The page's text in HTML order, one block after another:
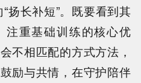
“扬长补短”。既要看到其
注重基础训练的核心优
不相匹配的方式方法，
励与共情，在守护陪伴